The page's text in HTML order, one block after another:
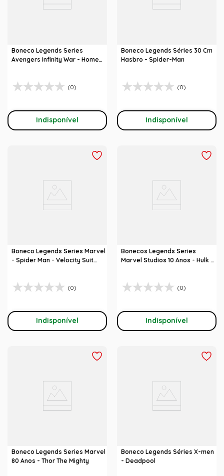
Boneco Legends Series
Avengers Infinity War - Homem
(0)
Indisponível
Boneco Legends Séries 30 Cm
Hasbro - Spider-Man
(0)
Indisponível
Boneco Legends Series Marvel
- Spider Man - Velocity Suit
(0)
Indisponível
Bonecos Legends Series
Marvel Studios 10 Anos - Hulk /
(0)
Indisponível
Boneco Legends Series Marvel
80 Anos - Thor The Mighty
Boneco Legends Séries X-men
- Deadpool